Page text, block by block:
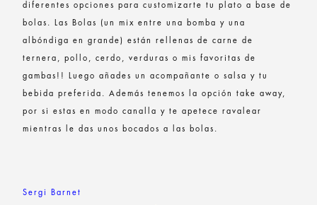
diferentes opciones para customizarte tu plato a base de
bolas. Las Bolas (un mix entre una bomba y una
albóndiga en grande) están rellenas de carne de
ternera, pollo, cerdo, verduras o mis favoritas de
gambas!! Luego añades un acompañante o salsa y tu
bebida preferida. Además tenemos la opción take away,
por si estas en modo canalla y te apetece ravalear
mientras le das unos bocados a las bolas.
Sergi Barnet